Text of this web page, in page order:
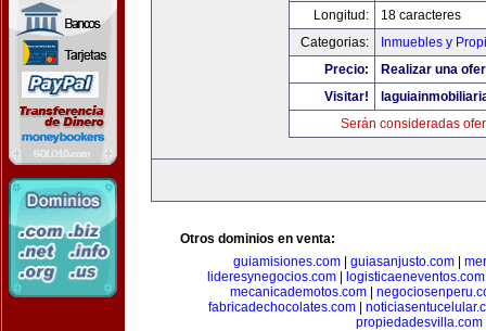
Longitud:
18 caracteres
Categorias:
Inmuebles y
Precio:
Realizar una
Visitar!
Serán consideradas
Otros dominios en venta:
guiamisiones.com
guiasanjusto.com
lideresynegocios.com
logisticaeneventos.com
mecanicademotos.com|
fabricadechocolates.com|
propiedadesvilla.com